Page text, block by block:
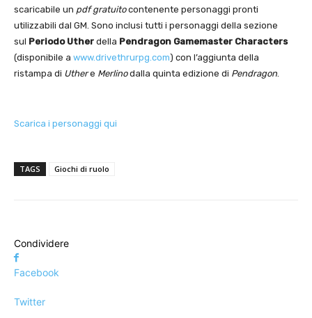
scaricabile un pdf gratuitocontenente personaggi pronti
utilizzabili dal GM. Sono inclusi tutti i personaggi della sezione
sul Periodo Uther della Pendragon Gamemaster Characters
(disponibile a www.drivethrurpg.com) con l’aggiunta della
ristampa di Uthere Merlinodalla quinta edizione di Pendragon.
Scarica i personaggi qui
TAGS Giochi di ruolo
Condividere
Facebook
Twitter